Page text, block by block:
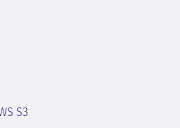
S3